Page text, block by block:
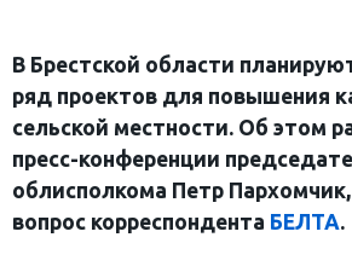
В Брестской области
ряд проектов для повышения
сельской местности. Об этом
пресс-конференции
облисполкома Петр Пархомчик,
вопрос корреспондента БЕЛТА.